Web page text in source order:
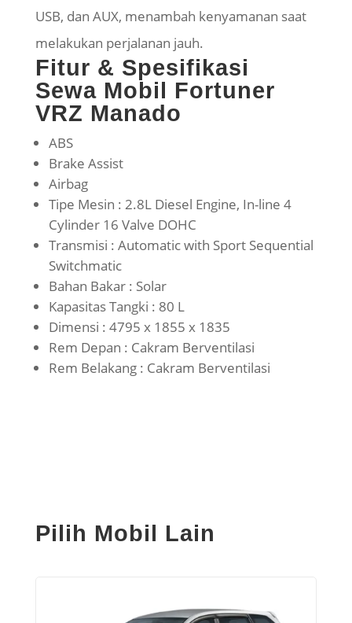
USB, dan AUX, menambah kenyamanan saat
melakukan perjalanan jauh.
Fitur & Spesifikasi
Sewa Mobil Fortuner
VRZ Manado
ABS
Brake Assist
Airbag
Tipe Mesin : 2.8L Diesel Engine, In-line 4
Cylinder 16 Valve DOHC
Transmisi : Automatic with Sport Sequential
Switchmatic
Bahan Bakar : Solar
Kapasitas Tangki : 80 L
Dimensi : 4795 x 1855 x 1835
Rem Depan : Cakram Berventilasi
Rem Belakang : Cakram Berventilasi
Pilih Mobil Lain